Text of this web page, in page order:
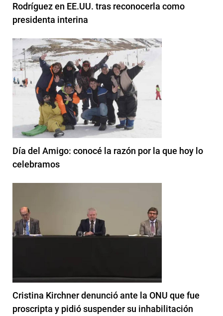
Rodríguez en EE.UU. tras reconocerla como
presidenta interina
Día del Amigo: conocé la razón por la que hoy lo
celebramos
Cristina Kirchner denunció ante la ONU que fue
proscripta y pidió suspender su inhabilitación